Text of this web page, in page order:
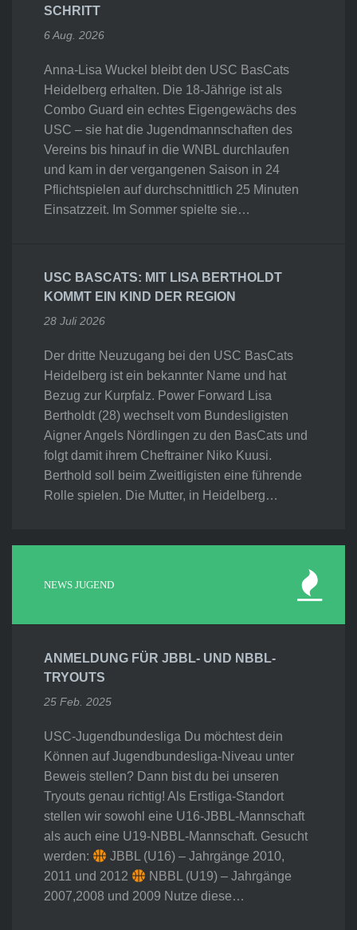
SCHRITT
6 Aug. 2026
Anna-Lisa Wuckel bleibt den USC BasCats
Heidelberg erhalten. Die 18-Jährige ist als
Combo Guard ein echtes Eigengewächs des
USC – sie hat die Jugendmannschaften des
Vereins bis hinauf in die WNBL durchlaufen
und kam in der vergangenen Saison in 24
Pflichtspielen auf durchschnittlich 25 Minuten
Einsatzzeit. Im Sommer spielte sie…
USC BASCATS: MIT LISA BERTHOLDT
KOMMT EIN KIND DER REGION
28 Juli 2026
Der dritte Neuzugang bei den USC BasCats
Heidelberg ist ein bekannter Name und hat
Bezug zur Kurpfalz. Power Forward Lisa
Bertholdt (28) wechselt vom Bundesligisten
Aigner Angels Nördlingen zu den BasCats und
folgt damit ihrem Cheftrainer Niko Kuusi.
Berthold soll beim Zweitligisten eine führende
Rolle spielen. Die Mutter, in Heidelberg…
NEWS JUGEND
ANMELDUNG FÜR JBBL- UND NBBL-
TRYOUTS
25 Feb. 2025
USC-Jugendbundesliga Du möchtest dein
Können auf Jugendbundesliga-Niveau unter
Beweis stellen? Dann bist du bei unseren
Tryouts genau richtig! Als Erstliga-Standort
stellen wir sowohl eine U16-JBBL-Mannschaft
als auch eine U19-NBBL-Mannschaft. Gesucht
werden:
JBBL (U16) – Jahrgänge 2010,
2011 und 2012
NBBL (U19) – Jahrgänge
2007,2008 und 2009 Nutze diese…